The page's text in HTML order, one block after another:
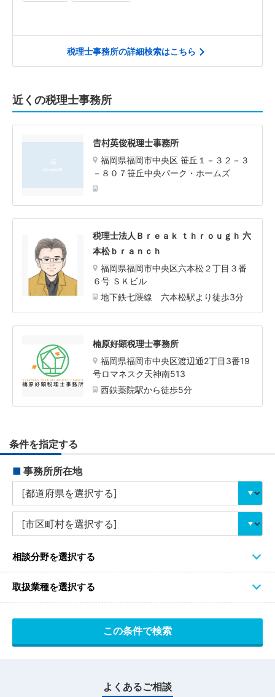
税理士事務所の詳細検索はこちら
近くの税理士事務所
𠮷村英俊税理士事務所
福岡県福岡市中央区 笹丘１－３２－３
－８０７笹丘中央パーク・ホームズ
税理士法人Ｂｒｅａｋ ｔｈｒｏｕｇｈ 六
本松ｂｒａｎｃｈ
福岡県福岡市中央区六本松２丁目３番
６号 ＳＫビル
地下鉄七隈線 六本松駅より徒歩3分
楠原好顕税理士事務所
福岡県福岡市中央区渡辺通2丁目3番19
号ロマネスク天神南513
西鉄薬院駅から徒歩5分
条件を指定する
■ 事務所所在地
相談分野を選択する
取扱業種を選択する
よくあるご相談